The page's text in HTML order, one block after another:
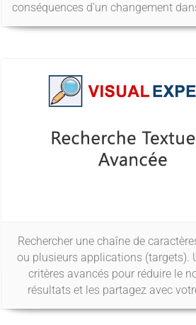
conséquences d'un changement
Rechercher une chaîne de
ou plusieurs applications (targets).
critères avancés pour réduire le
résultats et les partagez avec